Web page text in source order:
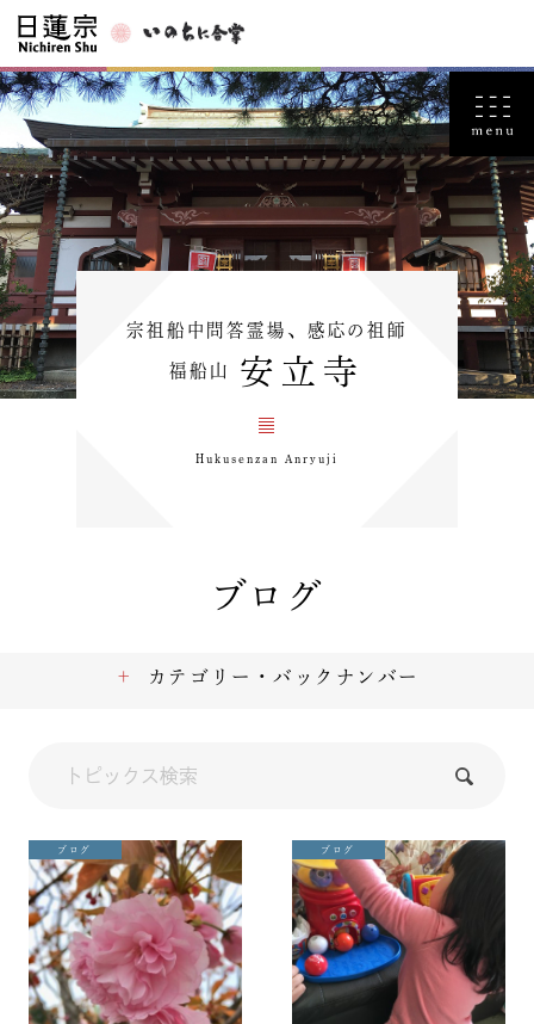
宗祖船中問答霊場、感応の祖師
福船山 安立寺
Hukusenzan Anryuji
ブログ
ブログ ブログ
カテゴリー・バックナンバー